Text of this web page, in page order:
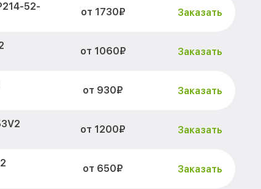
52-
от 1730₽ Заказать
от 1060₽ Заказать
от 930₽ Заказать
от 1200₽ Заказать
от 650₽ Заказать